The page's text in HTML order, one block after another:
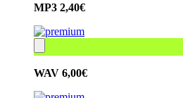
MP3 2,40€
WAV 6,00€